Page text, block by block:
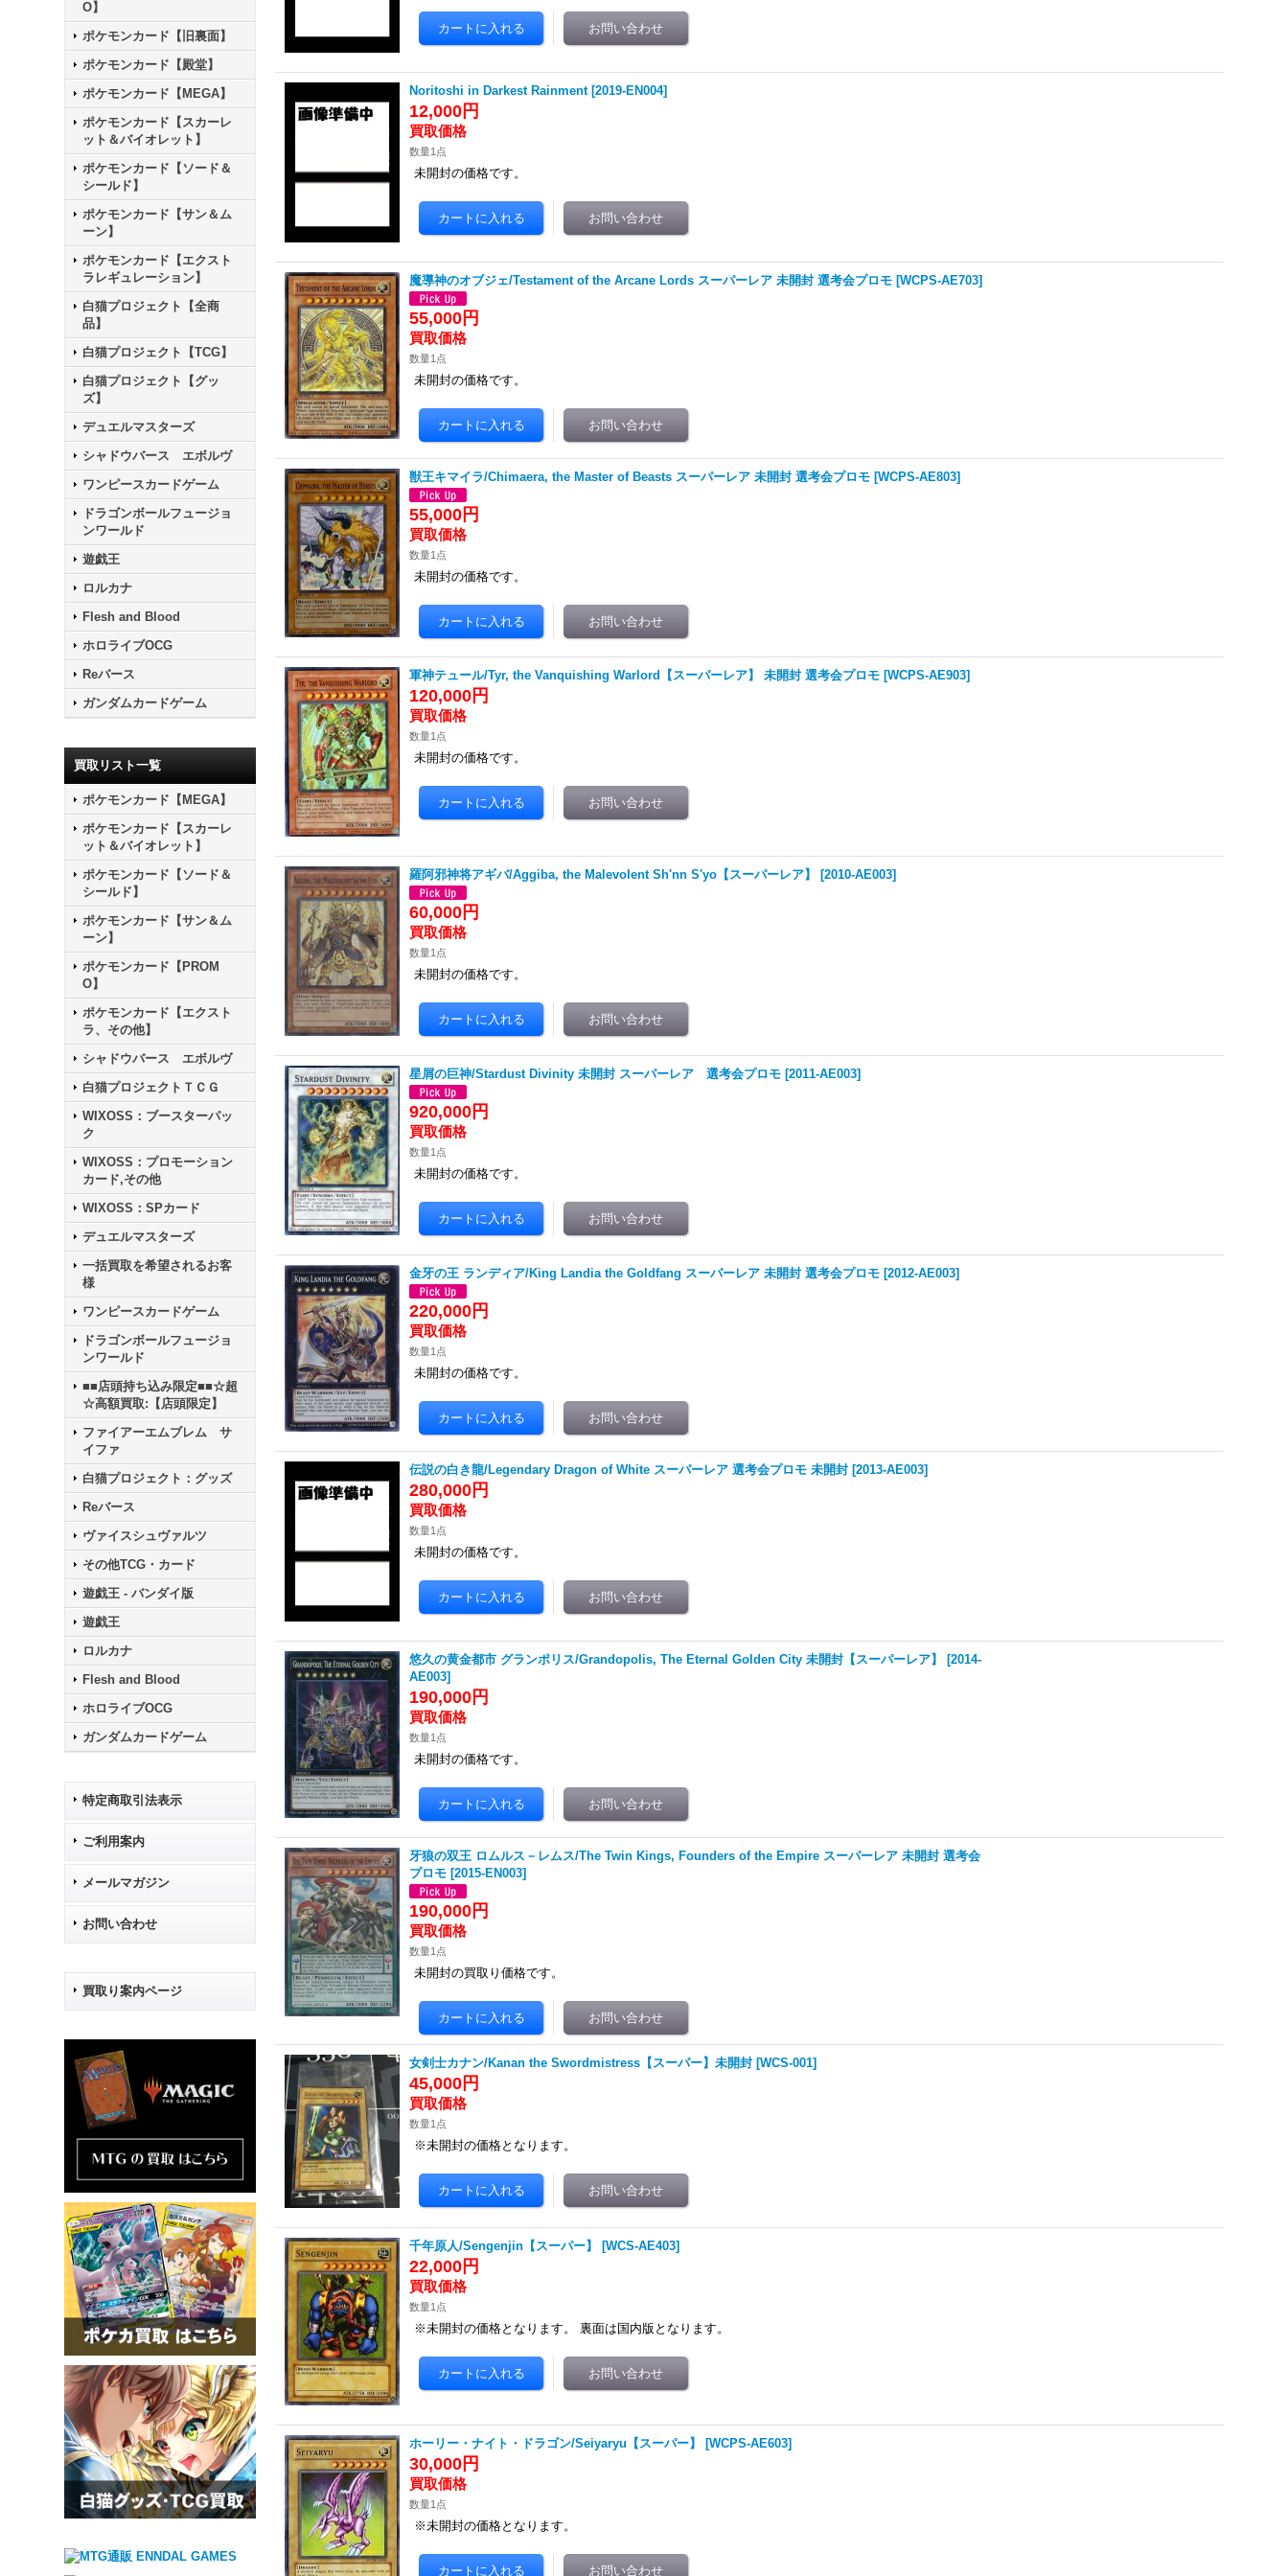
O】
ポケモンカード【旧裏面】
ポケモンカード【殿堂】
ポケモンカード【MEGA】
ポケモンカード【スカーレ
ット＆バイオレット】
ポケモンカード【ソード＆
シールド】
ポケモンカード【サン＆ム
ーン】
ポケモンカード【エクスト
ラレギュレーション】
白猫プロジェクト【全商
品】
白猫プロジェクト【TCG】
白猫プロジェクト【グッ
ズ】
デュエルマスターズ
シャドウバース エボルヴ
ワンピースカードゲーム
ドラゴンボールフュージョ
ンワールド
遊戯王
ロルカナ
Flesh and Blood
ホロライブOCG
Reバース
ガンダムカードゲーム
買取リスト一覧
ポケモンカード【MEGA】
ポケモンカード【スカーレ
ット＆バイオレット】
ポケモンカード【ソード＆
シールド】
ポケモンカード【サン＆ム
ーン】
ポケモンカード【PROM
O】
ポケモンカード【エクスト
ラ、その他】
シャドウバース エボルヴ
白猫プロジェクトＴＣＧ
WIXOSS：ブースターパッ
ク
WIXOSS：プロモーション
カード,その他
WIXOSS：SPカード
デュエルマスターズ
一括買取を希望されるお客
様
ワンピースカードゲーム
ドラゴンボールフュージョ
ンワールド
■■店頭持ち込み限定■■☆超
☆高額買取:【店頭限定】
ファイアーエムブレム サ
イファ
白猫プロジェクト：グッズ
Reバース
ヴァイスシュヴァルツ
その他TCG・カード
遊戯王 - バンダイ版
遊戯王
ロルカナ
Flesh and Blood
ホロライブOCG
ガンダムカードゲーム
特定商取引法表示
ご利用案内
メールマガジン
お問い合わせ
買取り案内ページ
Noritoshi in Darkest Rainment [2019-EN004]
12,000円
数量1点
未開封の価格です。
魔導神のオブジェ/Testament of the Arcane Lords スーパーレア 未開封 選考会プロモ [WCPS-AE703]
55,000円
数量1点
未開封の価格です。
獣王キマイラ/Chimaera, the Master of Beasts スーパーレア 未開封 選考会プロモ [WCPS-AE803]
55,000円
数量1点
未開封の価格です。
軍神テュール/Tyr, the Vanquishing Warlord【スーパーレア】 未開封 選考会プロモ [WCPS-AE903]
120,000円
数量1点
未開封の価格です。
羅阿邪神将アギバ/Aggiba, the Malevolent Sh'nn S'yo【スーパーレア】 [2010-AE003]
60,000円
数量1点
未開封の価格です。
星屑の巨神/Stardust Divinity 未開封 スーパーレア 選考会プロモ [2011-AE003]
920,000円
数量1点
未開封の価格です。
金牙の王 ランディア/King Landia the Goldfang スーパーレア 未開封 選考会プロモ [2012-AE003]
220,000円
数量1点
未開封の価格です。
伝説の白き龍/Legendary Dragon of White スーパーレア 選考会プロモ 未開封 [2013-AE003]
280,000円
数量1点
未開封の価格です。
悠久の黄金都市 グランポリス/Grandopolis, The Eternal Golden City 未開封【スーパーレア】 [2014-
AE003]
190,000円
数量1点
未開封の価格です。
牙狼の双王 ロムルス－レムス/The Twin Kings, Founders of the Empire スーパーレア 未開封 選考会
プロモ [2015-EN003]
190,000円
数量1点
未開封の買取り価格です。
女剣士カナン/Kanan the Swordmistress【スーパー】未開封 [WCS-001]
45,000円
数量1点
※未開封の価格となります。
千年原人/Sengenjin【スーパー】 [WCS-AE403]
22,000円
数量1点
※未開封の価格となります。 裏面は国内版となります。
ホーリー・ナイト・ドラゴン/Seiyaryu【スーパー】 [WCPS-AE603]
30,000円
数量1点
※未開封の価格となります。